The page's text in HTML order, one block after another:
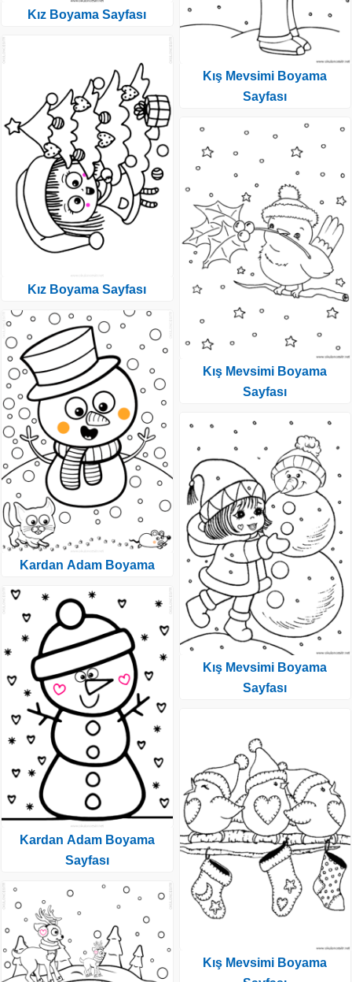
Kız Boyama Sayfası
Kız Boyama Sayfası
Kardan Adam Boyama
Kardan Adam Boyama
Sayfası
Kış Mevsimi Boyama
Sayfası
Kış Mevsimi Boyama
Sayfası
Kış Mevsimi Boyama
Sayfası
Kış Mevsimi Boyama